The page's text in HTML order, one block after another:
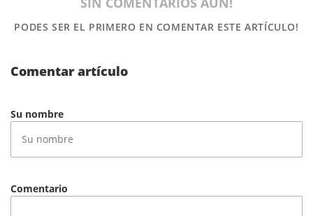
PODES SER EL PRIMERO EN COMENTAR ESTE ARTÍCULO!
Comentar artículo
Su nombre
Comentario